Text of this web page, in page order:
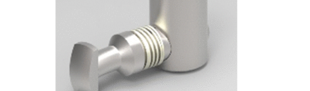
Elément d’angle
Colonne Elevatrice